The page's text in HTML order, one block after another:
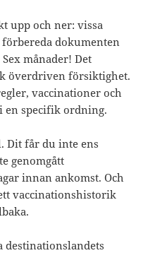
upp och ner: vissa
dokumenten
månader! Det
överdriven försiktighet.
vaccinationer och
en specifik ordning.
Dit får du inte ens
genomgått
innan ankomst. Och
vaccinationshistorik
destinationslandets